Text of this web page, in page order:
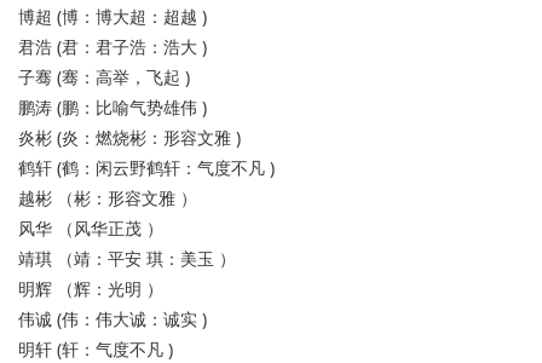
博超 (博：博大超：超越 )
君浩 (君：君子浩：浩大 )
子骞 (骞：高举，飞起 )
鹏涛 (鹏：比喻气势雄伟 )
炎彬 (炎：燃烧彬：形容文雅 )
鹤轩 (鹤：闲云野鹤轩：气度不凡 )
越彬 （彬：形容文雅 ）
风华 （风华正茂 ）
靖琪 （靖：平安 琪：美玉 ）
明辉 （辉：光明 ）
伟诚 (伟：伟大诚：诚实 )
明轩 (轩：气度不凡 )